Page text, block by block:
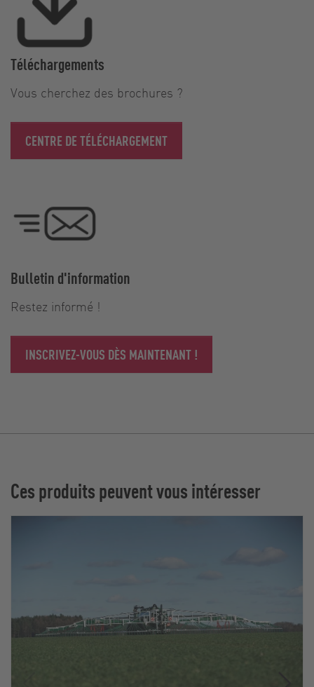
Téléchargements
Vous cherchez des brochures ?
CENTRE DE TÉLÉCHARGEMENT
Bulletin d'information
Restez informé !
INSCRIVEZ-VOUS DÈS MAINTENANT !
Ces produits peuvent vous intéresser